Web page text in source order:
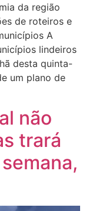
da região
de roteiros e
A
lindeiros
desta quinta-
um plano de
não
trará